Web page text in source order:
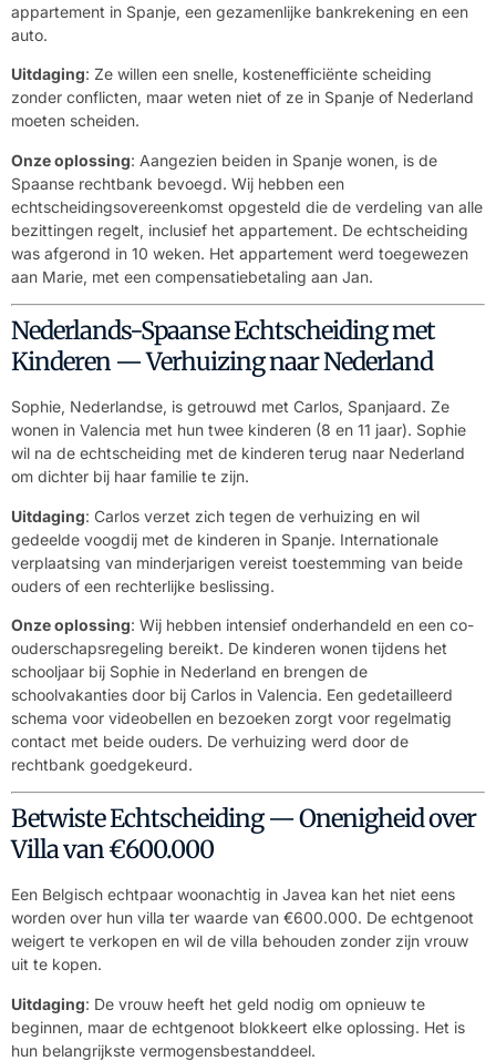
appartement in Spanje, een gezamenlijke bankrekening en een
auto.
Uitdaging: Ze willen een snelle, kostenefficiënte scheiding
zonder conflicten, maar weten niet of ze in Spanje of Nederland
moeten scheiden.
Onze oplossing: Aangezien beiden in Spanje wonen, is de
Spaanse rechtbank bevoegd. Wij hebben een
echtscheidingsovereenkomst opgesteld die de verdeling van alle
bezittingen regelt, inclusief het appartement. De echtscheiding
was afgerond in 10 weken. Het appartement werd toegewezen
aan Marie, met een compensatiebetaling aan Jan.
Nederlands-Spaanse Echtscheiding met
Kinderen — Verhuizing naar Nederland
Sophie, Nederlandse, is getrouwd met Carlos, Spanjaard. Ze
wonen in Valencia met hun twee kinderen (8 en 11 jaar). Sophie
wil na de echtscheiding met de kinderen terug naar Nederland
om dichter bij haar familie te zijn.
Uitdaging: Carlos verzet zich tegen de verhuizing en wil
gedeelde voogdij met de kinderen in Spanje. Internationale
verplaatsing van minderjarigen vereist toestemming van beide
ouders of een rechterlijke beslissing.
Onze oplossing: Wij hebben intensief onderhandeld en een co-
ouderschapsregeling bereikt. De kinderen wonen tijdens het
schooljaar bij Sophie in Nederland en brengen de
schoolvakanties door bij Carlos in Valencia. Een gedetailleerd
schema voor videobellen en bezoeken zorgt voor regelmatig
contact met beide ouders. De verhuizing werd door de
rechtbank goedgekeurd.
Betwiste Echtscheiding — Onenigheid over
Villa van €600.000
Een Belgisch echtpaar woonachtig in Javea kan het niet eens
worden over hun villa ter waarde van €600.000. De echtgenoot
weigert te verkopen en wil de villa behouden zonder zijn vrouw
uit te kopen.
Uitdaging: De vrouw heeft het geld nodig om opnieuw te
beginnen, maar de echtgenoot blokkeert elke oplossing. Het is
hun belangrijkste vermogensbestanddeel.